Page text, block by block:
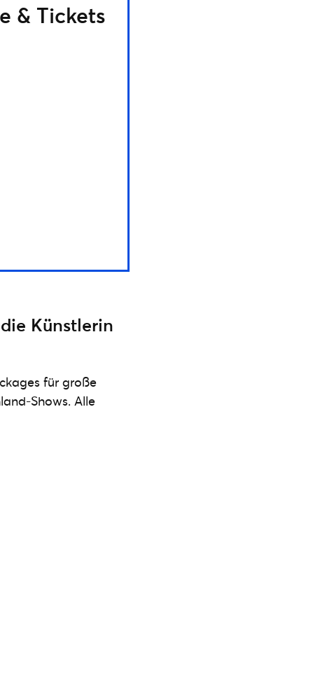
& Tickets
Künstlerin
für große
Shows. Alle